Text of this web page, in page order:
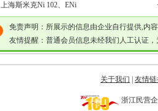
上海斯米克Ni 102、ENi
免责声明：所展示的信息由企业自行提供,内
友情提醒：普通会员信息未经我们人工认证
关于我们 友情
浙江民营